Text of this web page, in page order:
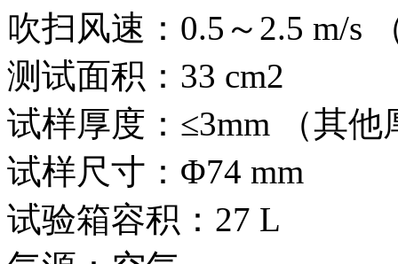
吹扫风速：0.5～2.5 m/s
测试面积：33 cm2
试样厚度：≤3mm （其他
试样尺寸：Φ74 mm
试验箱容积：27 L